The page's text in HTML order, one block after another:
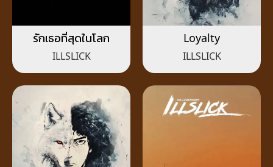
รักเธอที่สุดในโลก
ILLSLICK
Loyalty
ILLSLICK